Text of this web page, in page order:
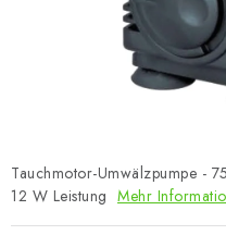
Tauchmotor-Umwälzpumpe -
12 W Leistung Mehr